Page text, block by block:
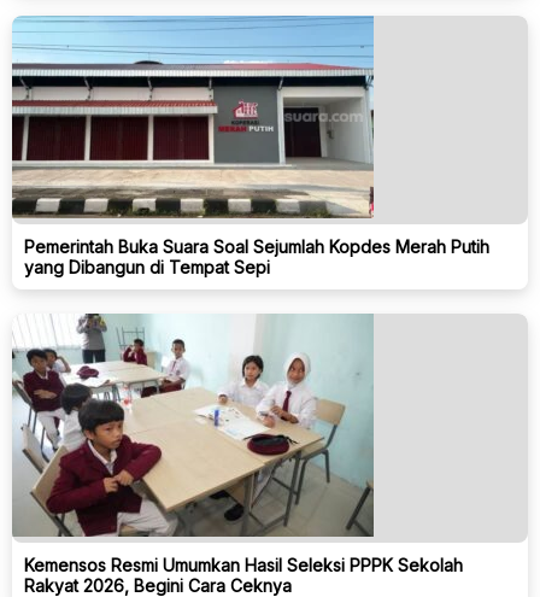
Pemerintah Buka Suara Soal Sejumlah Kopdes Merah Putih
yang Dibangun di Tempat Sepi
Kemensos Resmi Umumkan Hasil Seleksi PPPK Sekolah
Rakyat 2026, Begini Cara Ceknya